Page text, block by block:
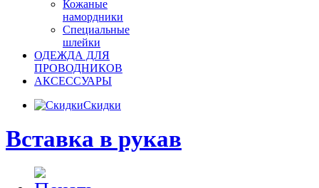
Кожаные
намордники
Специальные
шлейки
ОДЕЖДА ДЛЯ
ПРОВОДНИКОВ
АКСЕССУАРЫ
Скидки
Вставка в рукав